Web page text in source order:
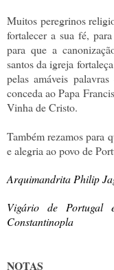
Muitos peregrinos
fortalecer a sua fé,
para que a
santos da igreja
pelas amáveis
conceda ao Papa
Vinha de Cristo.
Também rezamos para
e alegria ao povo de
Arquimandrita Philip
Vigário de Portugal
Constantinopla
NOTAS